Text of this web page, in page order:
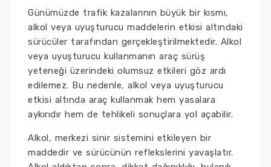
Günümüzde trafik kazalarının büyük bir kısmı,
alkol veya uyuşturucu maddelerin etkisi altındaki
sürücüler tarafından gerçekleştirilmektedir. Alkol
veya uyuşturucu kullanmanın araç sürüş
yeteneği üzerindeki olumsuz etkileri göz ardı
edilemez. Bu nedenle, alkol veya uyuşturucu
etkisi altında araç kullanmak hem yasalara
aykırıdır hem de tehlikeli sonuçlara yol açabilir.
Alkol, merkezi sinir sistemini etkileyen bir
maddedir ve sürücünün reflekslerini yavaşlatır.